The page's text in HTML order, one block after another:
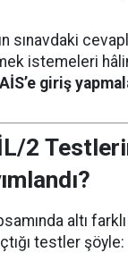
sınavdaki
istemeleri
giriş
2
altı
testler şöyle: